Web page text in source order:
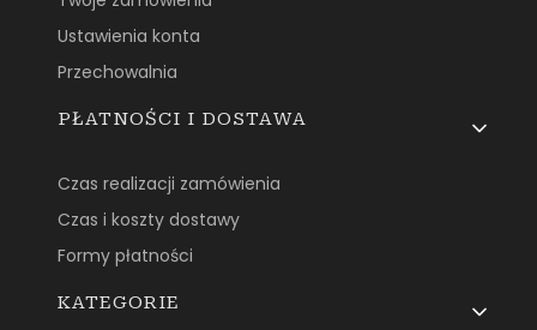
Ustawienia konta
Przechowalnia
PŁATNOŚCI I DOSTAWA
Czas realizacji zamówienia
Czas i koszty dostawy
Formy płatności
KATEGORIE